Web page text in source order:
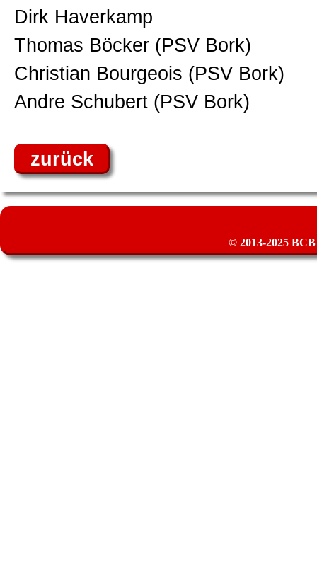
Dirk Haverkamp
Thomas Böcker (PSV Bork)
Christian Bourgeois (PSV Bork)
Andre Schubert (PSV Bork)
zurück
© 2013-2025